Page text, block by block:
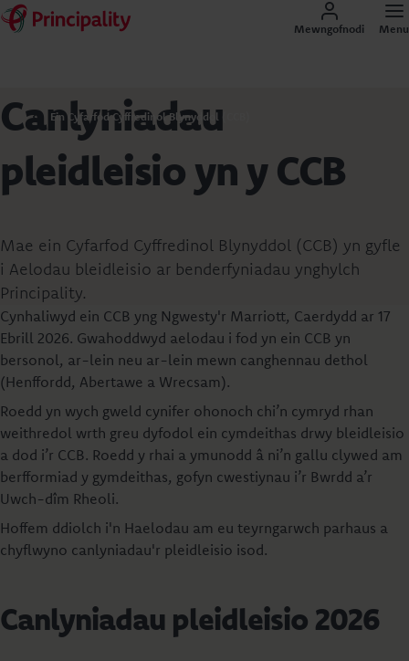
Mewngofnodi Menu
Ein Cyfarfod Cyffredinol Blynyddol (CCB)
Canlyniadau
pleidleisio yn y CCB
Mae ein Cyfarfod Cyffredinol Blynyddol (CCB) yn gyfle
i Aelodau bleidleisio ar benderfyniadau ynghylch
Principality.
Cynhaliwyd ein CCB yng Ngwesty'r Marriott, Caerdydd ar 17
Ebrill 2026. Gwahoddwyd aelodau i fod yn ein CCB yn
bersonol, ar-lein neu ar-lein mewn canghennau dethol
(Henffordd, Abertawe a Wrecsam).
Roedd yn wych gweld cynifer ohonoch chi’n cymryd rhan
weithredol wrth greu dyfodol ein cymdeithas drwy bleidleisio
a dod i’r CCB. Roedd y rhai a ymunodd â ni’n gallu clywed am
berfformiad y gymdeithas, gofyn cwestiynau i’r Bwrdd a’r
Uwch-dîm Rheoli.
Hoffem ddiolch i'n Haelodau am eu teyrngarwch parhaus a
chyflwyno canlyniadau'r pleidleisio isod.
Canlyniadau pleidleisio 2026